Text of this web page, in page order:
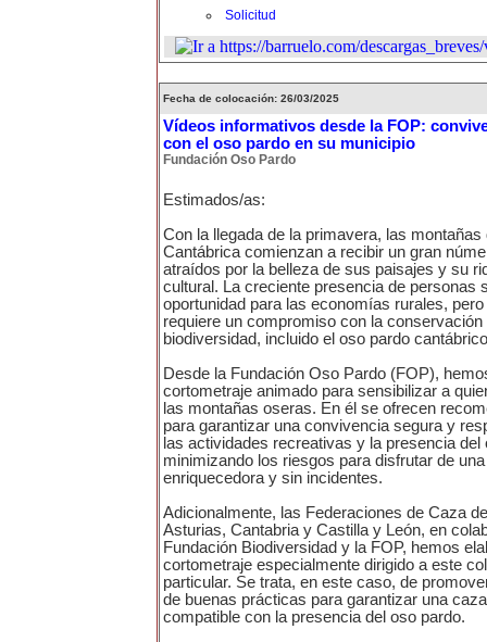
Solicitud
Fecha de colocación: 26/03/2025
Vídeos informativos desde la FOP:
con el oso pardo en su municipio
Fundación Oso Pardo
Estimados/as:
Con la llegada de la primavera, las montañas
Cantábrica comienzan a recibir un gran
atraídos por la belleza de sus paisajes y su
cultural. La creciente presencia de personas
oportunidad para las economías rurales,
requiere un compromiso con la conservación
biodiversidad, incluido el oso pardo
Desde la Fundación Oso Pardo (FOP),
cortometraje animado para sensibilizar a
las montañas oseras. En él se ofrecen
para garantizar una convivencia segura y
las actividades recreativas y la presencia del
minimizando los riesgos para disfrutar de
enriquecedora y sin incidentes.
Adicionalmente, las Federaciones de Caza
Asturias, Cantabria y Castilla y León, en
Fundación Biodiversidad y la FOP, hemos
cortometraje especialmente dirigido a este
particular. Se trata, en este caso, de
de buenas prácticas para garantizar una
compatible con la presencia del oso pardo.